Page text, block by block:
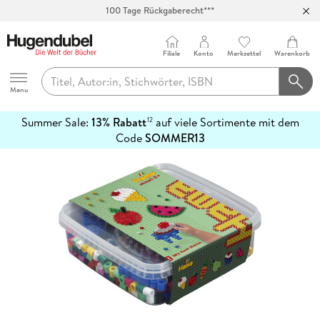
100 Tage Rückgaberecht***
Hugendubel
Menu
Filiale Konto Merkzettel Warenkorb
Summer Sale: 13% Rabatt12auf viele Sortimente mit dem
CodeSOMMER13
erfahren